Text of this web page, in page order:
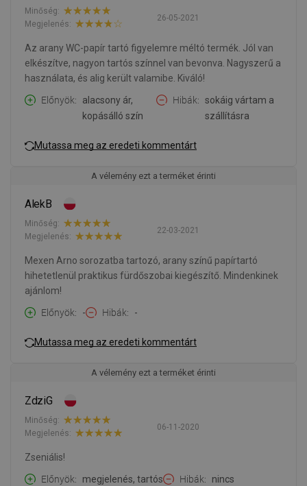
26-05-2021
Minőség:
Megjelenés:
Az arany WC-papír tartó figyelemre méltó termék. Jól van
elkészítve, nagyon tartós színnel van bevonva. Nagyszerű a
használata, és alig került valamibe. Kiváló!
Előnyök
alacsony ár,
kopásálló szín
Hibák
sokáig vártam a
szállításra
Mutassa meg az eredeti kommentárt
A vélemény ezt a terméket érinti
AlekB
22-03-2021
Minőség:
Megjelenés:
Mexen Arno sorozatba tartozó, arany színű papírtartó
hihetetlenül praktikus fürdőszobai kiegészítő. Mindenkinek
ajánlom!
Előnyök
- Hibák -
Mutassa meg az eredeti kommentárt
A vélemény ezt a terméket érinti
ZdziG
06-11-2020
Minőség:
Megjelenés:
Zseniális!
Előnyök
megjelenés, tartós Hibák nincs